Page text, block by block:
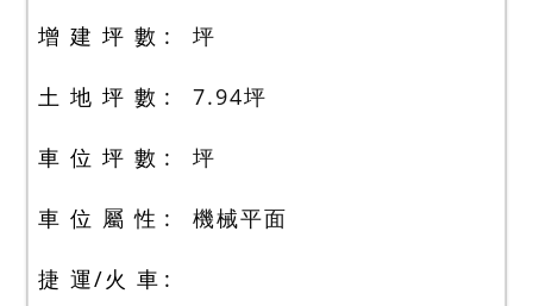
增 建 坪 數 坪
土 地 坪 數 7.94坪
車 位 坪 數 坪
車 位 屬 性 機械平面
捷 運/火 車